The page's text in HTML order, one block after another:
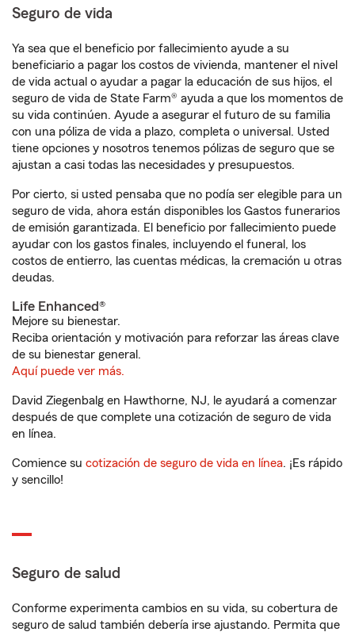
Seguro de vida
Ya sea que el beneficio por fallecimiento ayude a su
beneficiario a pagar los costos de vivienda, mantener el nivel
de vida actual o ayudar a pagar la educación de sus hijos, el
seguro de vida de State Farm® ayuda a que los momentos de
su vida continúen. Ayude a asegurar el futuro de su familia
con una póliza de vida a plazo, completa o universal. Usted
tiene opciones y nosotros tenemos pólizas de seguro que se
ajustan a casi todas las necesidades y presupuestos.
Por cierto, si usted pensaba que no podía ser elegible para un
seguro de vida, ahora están disponibles los Gastos funerarios
de emisión garantizada. El beneficio por fallecimiento puede
ayudar con los gastos finales, incluyendo el funeral, los
costos de entierro, las cuentas médicas, la cremación u otras
deudas.
Life Enhanced®
Mejore su bienestar.
Reciba orientación y motivación para reforzar las áreas clave
de su bienestar general.
Aquí puede ver más.
David Ziegenbalg en Hawthorne, NJ, le ayudará a comenzar
después de que complete una cotización de seguro de vida
en línea.
Comience su cotización de seguro de vida en línea. ¡Es rápido
y sencillo!
Seguro de salud
Conforme experimenta cambios en su vida, su cobertura de
seguro de salud también debería irse ajustando. Permita que